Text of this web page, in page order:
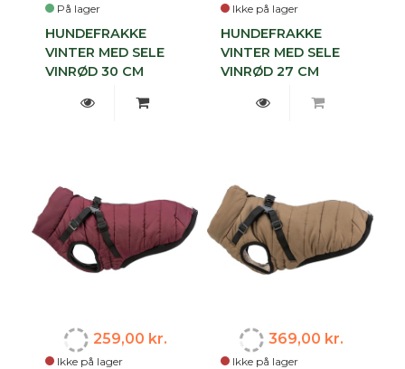
På lager
HUNDEFRAKKE
VINTER MED SELE
VINRØD 30 CM
Ikke på lager
HUNDEFRAKKE
VINTER MED SELE
VINRØD 27 CM
Ikke på lager
259,00 kr.
Ikke på lager
369,00 kr.